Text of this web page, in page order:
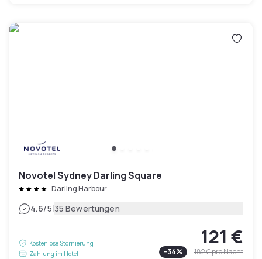
Novotel Sydney Darling Square
Darling Harbour
4.6/5|35 Bewertungen
Kostenlose Stornierung
Zahlung im Hotel
121 €
-34% 182 €pro Nacht